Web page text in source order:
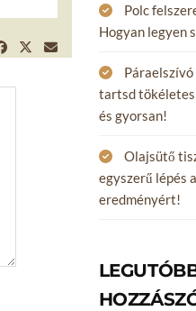
Polc
Hogyan legyen
tartsd tökéletes
és gyorsan!
Olajsütő
egyszerű lépés
eredményért!